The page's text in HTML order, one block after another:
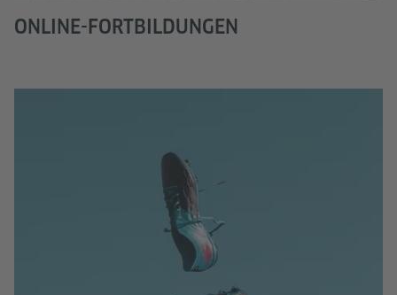
ONLINE-FORTBILDUNGEN